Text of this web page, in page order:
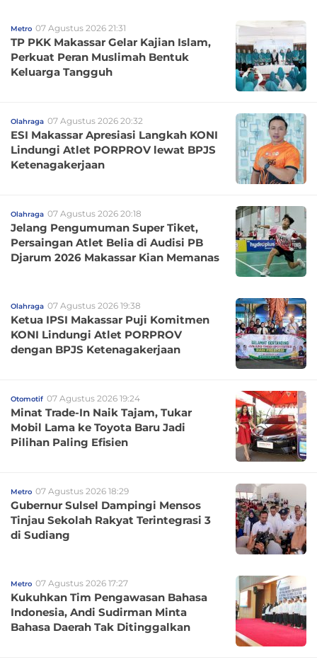
Metro 07 Agustus 2026 21:31
TP PKK Makassar Gelar Kajian Islam,
Perkuat Peran Muslimah Bentuk
Keluarga Tangguh
Olahraga 07 Agustus 2026 20:32
ESI Makassar Apresiasi Langkah KONI
Lindungi Atlet PORPROV lewat BPJS
Ketenagakerjaan
Olahraga 07 Agustus 2026 20:18
Jelang Pengumuman Super Tiket,
Persaingan Atlet Belia di Audisi PB
Djarum 2026 Makassar Kian Memanas
Olahraga 07 Agustus 2026 19:38
Ketua IPSI Makassar Puji Komitmen
KONI Lindungi Atlet PORPROV
dengan BPJS Ketenagakerjaan
Otomotif 07 Agustus 2026 19:24
Minat Trade-In Naik Tajam, Tukar
Mobil Lama ke Toyota Baru Jadi
Pilihan Paling Efisien
Metro 07 Agustus 2026 18:29
Gubernur Sulsel Dampingi Mensos
Tinjau Sekolah Rakyat Terintegrasi 3
di Sudiang
Metro 07 Agustus 2026 17:27
Kukuhkan Tim Pengawasan Bahasa
Indonesia, Andi Sudirman Minta
Bahasa Daerah Tak Ditinggalkan